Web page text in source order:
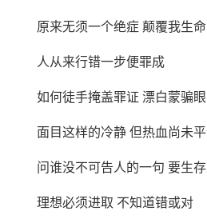
原来无须一个绝症 颠覆我生命
人从来行错一步便罪成
如何徒手掩盖罪证 漂白蒙骗
面目这样的冷静 但热血尚未
问谁没不可告人的一句 要生
理想必须进取 不知道错或对